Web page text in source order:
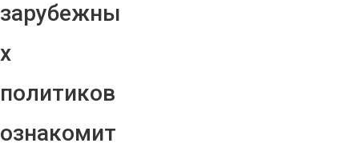
зарубежны
х
политиков
ознакомит